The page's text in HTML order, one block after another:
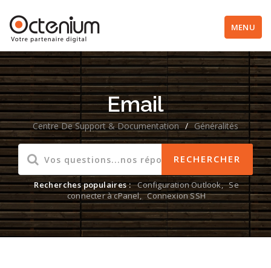
MENU
Email
Centre De Support & Documentation / Généralités
Recherches populaires : Configuration Outlook, Se
connecter à cPanel, Connexion SSH